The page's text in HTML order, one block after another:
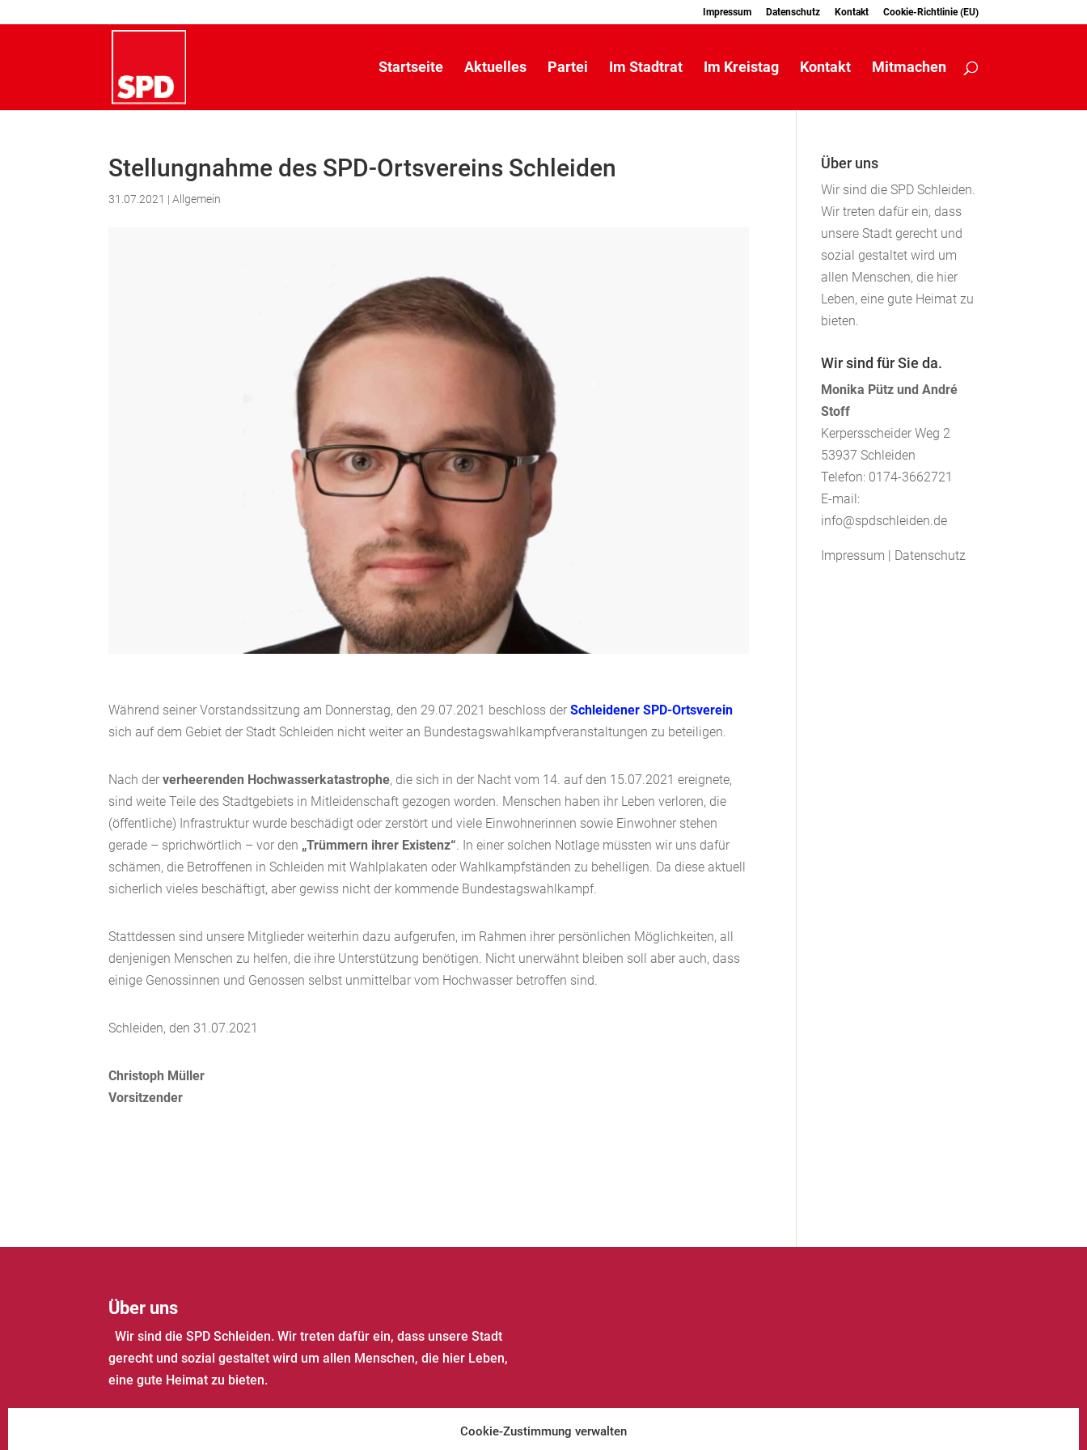
Cookie-Zustimmung verwalten
Impressum Datenschutz Kontakt Cookie-Richtlinie (EU)
Startseite Aktuelles Partei Im Stadtrat Im Kreistag Kontakt Mitmachen
Stellungnahme des SPD-Ortsvereins Schleiden
31.07.2021 |Allgemein
Während seiner Vorstandssitzung am Donnerstag, den 29.07.2021 beschloss der Schleidener SPD-Ortsverein
sich auf dem Gebiet der Stadt Schleiden nicht weiter an Bundestagswahlkampfveranstaltungen zu beteiligen.
Nach derverheerenden Hochwasserkatastrophe, die sich in der Nacht vom 14. auf den 15.07.2021 ereignete,
sind weite Teile des Stadtgebiets in Mitleidenschaft gezogen worden. Menschen haben ihr Leben verloren, die
(öffentliche) Infrastruktur wurde beschädigt oder zerstört und viele Einwohnerinnen sowie Einwohner stehen
gerade – sprichwörtlich – vor den „Trümmern ihrer Existenz“. In einer solchen Notlage müssten wir uns dafür
schämen, die Betroffenen in Schleiden mit Wahlplakaten oder Wahlkampfständen zu behelligen. Da diese aktuell
sicherlich vieles beschäftigt, aber gewiss nicht der kommende Bundestagswahlkampf.
Stattdessen sind unsere Mitglieder weiterhin dazu aufgerufen, im Rahmen ihrer persönlichen Möglichkeiten, all
denjenigen Menschen zu helfen, die ihre Unterstützung benötigen. Nicht unerwähnt bleiben soll aber auch, dass
einige Genossinnen und Genossen selbst unmittelbar vom Hochwasser betroffen sind.
Schleiden, den 31.07.2021
Christoph Müller
Vorsitzender
Über uns
Wir sind die SPD Schleiden.
Wir treten dafür ein, dass
unsere Stadt gerecht und
sozial gestaltet wird um
allen Menschen, die hier
Leben, eine gute Heimat zu
bieten.
Wir sind für Sie da.
Monika Pütz und André
Stoff
Kerpersscheider Weg 2
53937 Schleiden
Telefon: 0174-3662721
E-mail:
info@spdschleiden.de
Impressum | Datenschutz
Über uns
Wir sind die SPD Schleiden. Wir treten dafür ein, dass unsere Stadt
gerecht und sozial gestaltet wird um allen Menschen, die hier Leben,
eine gute Heimat zu bieten.